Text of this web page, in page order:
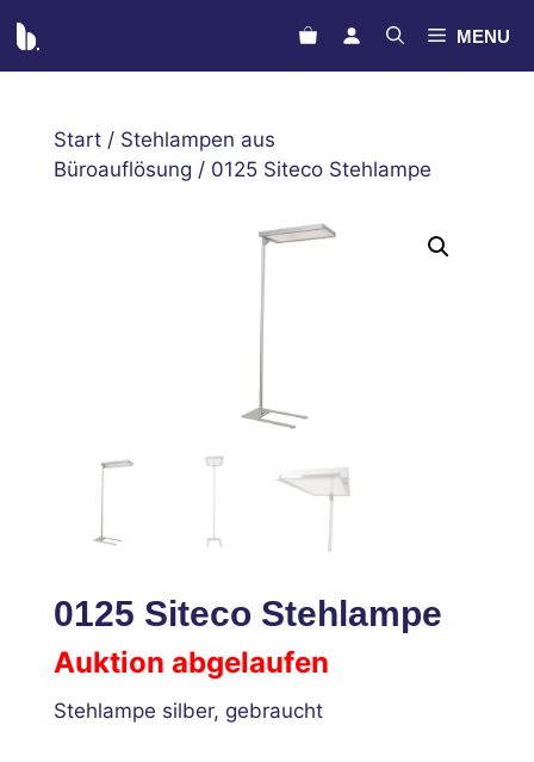
Inhalt
springen
MENU
Start / Stehlampen aus
Büroauflösung / 0125 Siteco Stehlampe
0125 Siteco Stehlampe
Auktion abgelaufen
Stehlampe silber, gebraucht